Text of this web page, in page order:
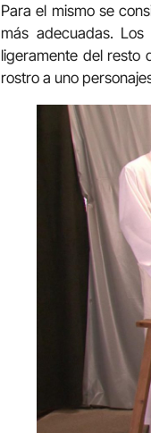
Para el mismo se
más adecuadas.
ligeramente del resto
rostro a uno